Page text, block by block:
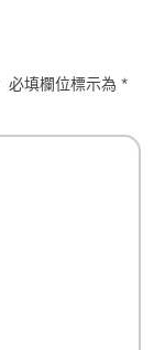
必填欄位標示為*